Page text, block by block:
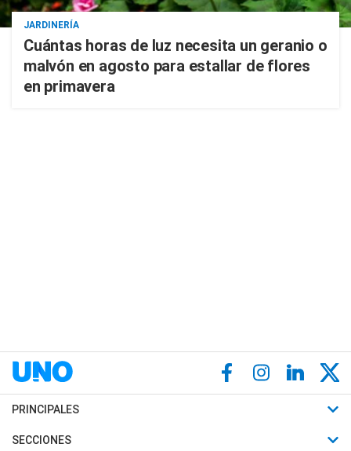
JARDINERÍA
Cuántas horas de luz necesita un geranio o
malvón en agosto para estallar de flores
en primavera
PRINCIPALES
Últimas Noticias
SECCIONES